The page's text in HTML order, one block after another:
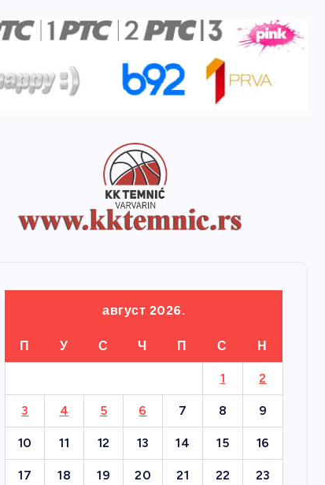
август 2026.
П У С Ч П С Н
1 2
3 4 5 6 7 8 9
10 11 12 13 14 15 16
17 18 19 20 21 22 23